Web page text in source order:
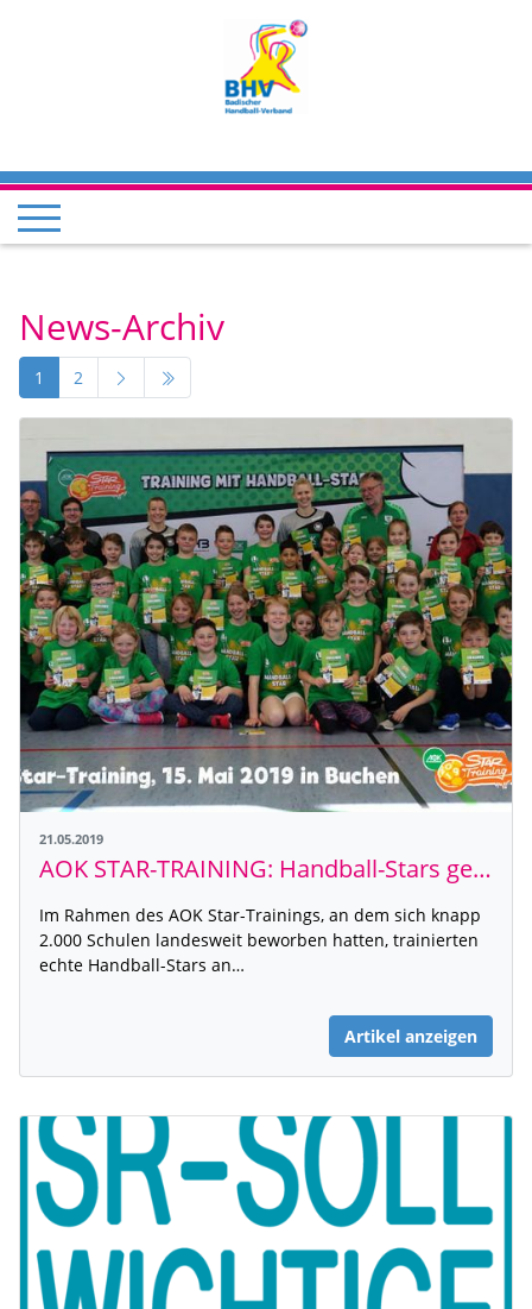
News-Archiv
1 2
21.05.2019
AOK STAR-TRAINING: Handball-Stars gehen wieder zur Schule!
Im Rahmen des AOK Star-Trainings, an dem sich knapp
2.000 Schulen landesweit beworben hatten, trainierten
echte Handball-Stars an…
Artikel anzeigen